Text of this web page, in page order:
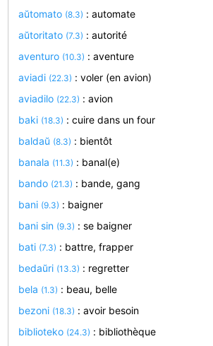
aŭtomato (8.3) : automate
aŭtoritato (7.3) : autorité
aventuro (10.3) : aventure
aviadi (22.3) : voler (en avion)
aviadilo (22.3) : avion
baki (18.3) : cuire dans un four
baldaŭ (8.3) : bientôt
banala (11.3) : banal(e)
bando (21.3) : bande, gang
bani (9.3) : baigner
bani sin (9.3) : se baigner
bati (7.3) : battre, frapper
bedaŭri (13.3) : regretter
bela (1.3) : beau, belle
bezoni (18.3) : avoir besoin
biblioteko (24.3) : bibliothèque